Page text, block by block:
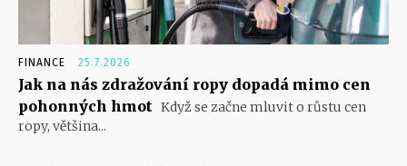
FINANCE 25.7.2026
Jak na nás zdražování ropy dopadá mimo cen
pohonných hmot Když se začne mluvit o růstu cen
ropy, většina...